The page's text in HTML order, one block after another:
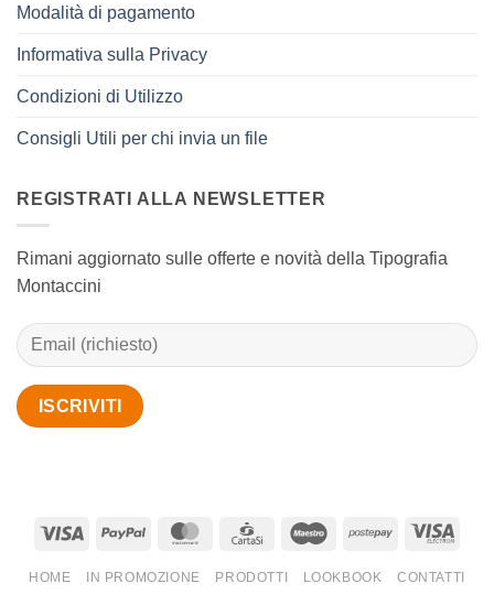
Modalità di pagamento
Informativa sulla Privacy
Condizioni di Utilizzo
Consigli Utili per chi invia un file
REGISTRATI ALLA NEWSLETTER
Rimani aggiornato sulle offerte e novità della Tipografia
Montaccini
Visa PayPal MasterCardCartaSi Maestro PostepayVisa
HOME IN PROMOZIONE PRODOTTI LOOKBOOK CONTATTI